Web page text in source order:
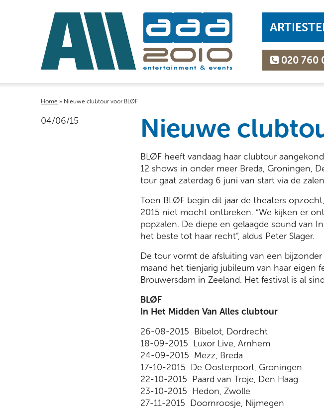
020 760
Home » Nieuwe clubtour voor BLØF
04/06/15 Nieuwe
BLØF heeft vandaag haar clubtour
12 shows in onder meer Breda, Groningen,
tour gaat zaterdag 6 juni van start via de
Toen BLØF begin dit jaar de theaters
2015 niet mocht ontbreken. “We kijken er
popzalen. De diepe en gelaagde sound van
het beste tot haar recht”, aldus Peter Slager.
De tour vormt de afsluiting van een
maand het tienjarig jubileum van haar eigen
Brouwersdam in Zeeland. Het festival is al
BLØF
In Het Midden Van Alles clubtour
26-08-2015 Bibelot, Dordrecht
18-09-2015 Luxor Live, Arnhem
24-09-2015 Mezz, Breda
17-10-2015 De Oosterpoort, Groningen
22-10-2015 Paard van Troje, Den Haag
23-10-2015 Hedon, Zwolle
27-11-2015 Doornroosje, Nijmegen